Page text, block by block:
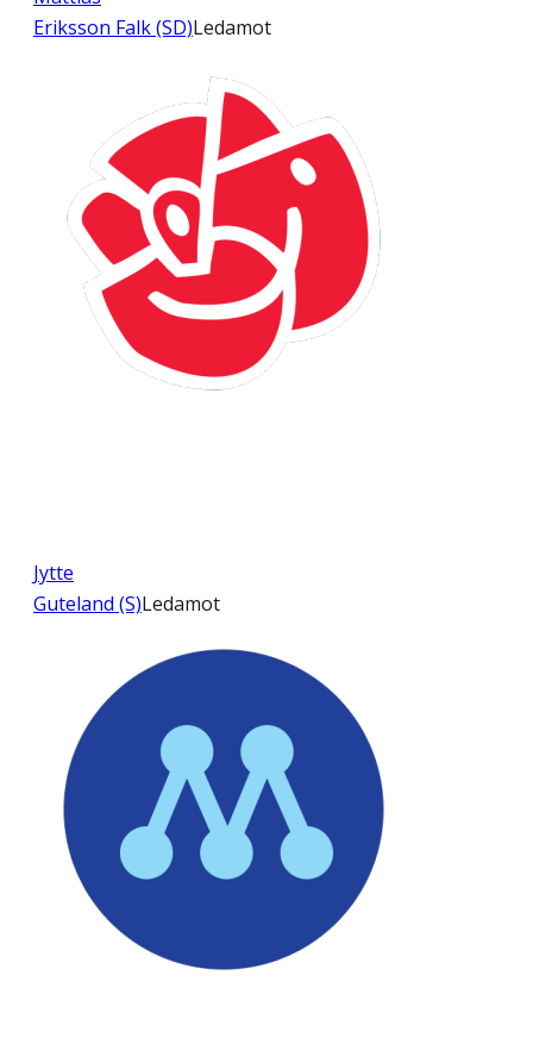
Eriksson Falk (SD)Ledamot
Jytte
Guteland (S)Ledamot